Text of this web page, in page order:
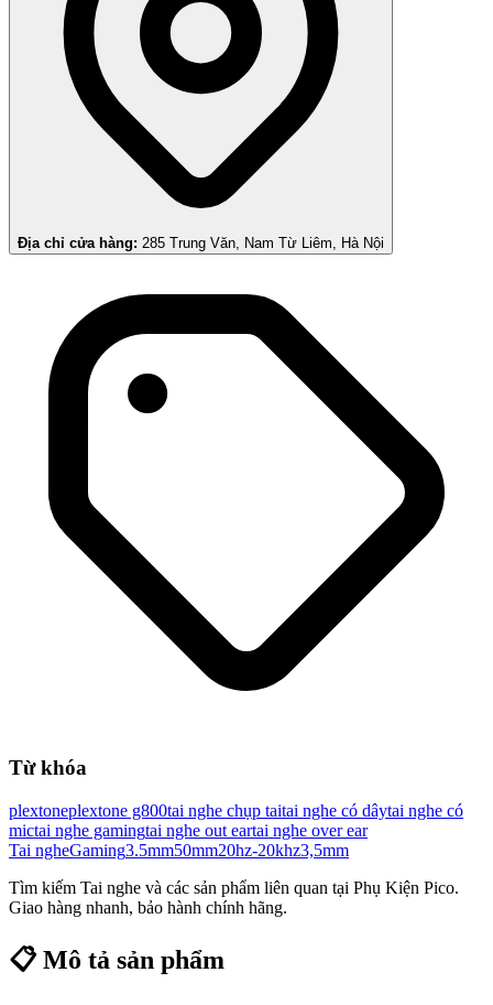
Địa chỉ cửa hàng: 285 Trung Văn, Nam Từ Liêm, Hà Nội
Từ khóa
plextoneplextone g800tai nghe chụp taitai nghe có dâytai nghe có
mictai nghe gamingtai nghe out eartai nghe over ear
Tai ngheGaming3.5mm50mm20hz-20khz3,5mm
Tìm kiếm Tai nghe và các sản phẩm liên quan tại Phụ Kiện Pico.
Giao hàng nhanh, bảo hành chính hãng.
📋 Mô tả sản phẩm